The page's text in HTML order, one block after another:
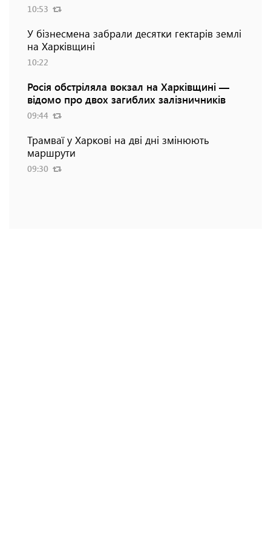
10:53
У бізнесмена забрали десятки гектарів землі
на Харківщині
10:22
Росія обстріляла вокзал на Харківщині —
відомо про двох загиблих залізничників
09:44
Трамваї у Харкові на дві дні змінюють
маршрути
09:30